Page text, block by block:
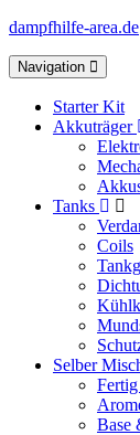
dampfhilfe-area.de
Toggle
navigation
Navigation
Starter Kit
Akkuträger
Tanks
Coils
Selber
Base